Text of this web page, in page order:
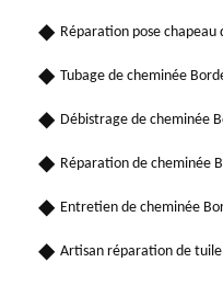
Réparation pose chapeau
Tubage de cheminée
Débistrage de cheminée
Réparation de cheminée
Entretien de cheminée
Artisan réparation de